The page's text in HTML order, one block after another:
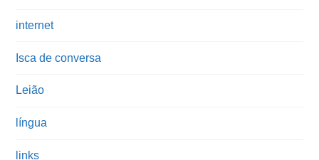
internet
Isca de conversa
Leião
língua
links